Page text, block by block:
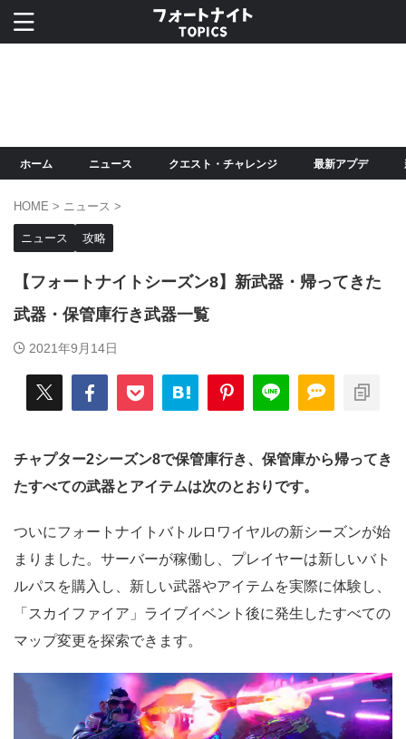
ホーム ニュース クエスト・チャレンジ 最新アプデ
HOME > ニュース >
ニュース 攻略
【フォートナイトシーズン8】新武器・帰ってきた
武器・保管庫行き武器一覧
2021年9月14日
チャプター2シーズン8で保管庫行き、保管庫から帰ってき
たすべての武器とアイテムは次のとおりです。
ついにフォートナイトバトルロワイヤルの新シーズンが始
まりました。サーバーが稼働し、プレイヤーは新しいバト
ルパスを購入し、新しい武器やアイテムを実際に体験し、
「スカイファイア」ライブイベント後に発生したすべての
マップ変更を探索できます。